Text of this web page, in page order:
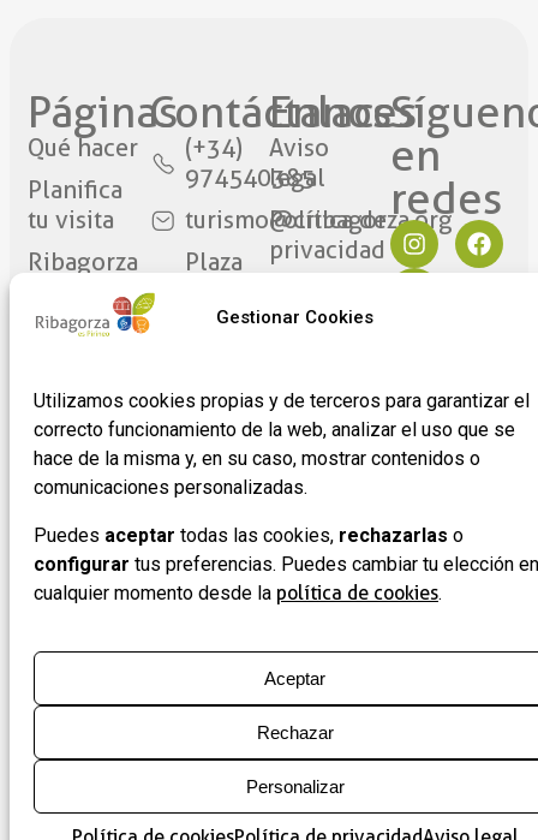
Gestionar Cookies
Utilizamos cookies propias y de terceros para garantizar el
correcto funcionamiento de la web, analizar el uso que se
hace de la misma y, en su caso, mostrar contenidos o
comunicaciones personalizadas.
Puedes aceptar todas las cookies, rechazarlas o
configurar tus preferencias. Puedes cambiar tu elección en
cualquier momento desde la política de cookies.
Aceptar
Rechazar
Personalizar
Páginas
Qué hacer
Planifica
tu visita
Ribagorza
Noticias
Contáctanos​
(+34)
974540385
turismo@cribagorza.org
Plaza
(Huesca)
Enlaces
Aviso
legal
Política de
privacidad
Cookies
de
adhesión
de
empresas
en
redes​